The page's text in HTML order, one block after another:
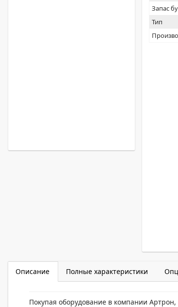
Запас
Тип
Описание Полные характеристики
Покупая оборудование в компании